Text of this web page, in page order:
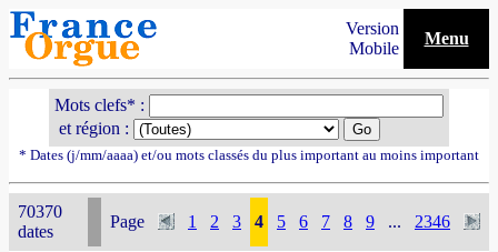
Version
Mobile
Menu
Mots clefs* :
et région :
* Dates (j/mm/aaaa) et/ou mots classés du plus important au moins important
70370
dates
Page 1 2 3 4 5 6 7 8 9 ... 2346